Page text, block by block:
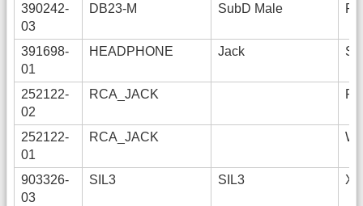
390242-
03
DB23-M SubD Male RA
391698-
01
HEADPHONE Jack
252122-
02
RCA_JACK
252122-
01
RCA_JACK
903326-
03
SIL3 SIL3